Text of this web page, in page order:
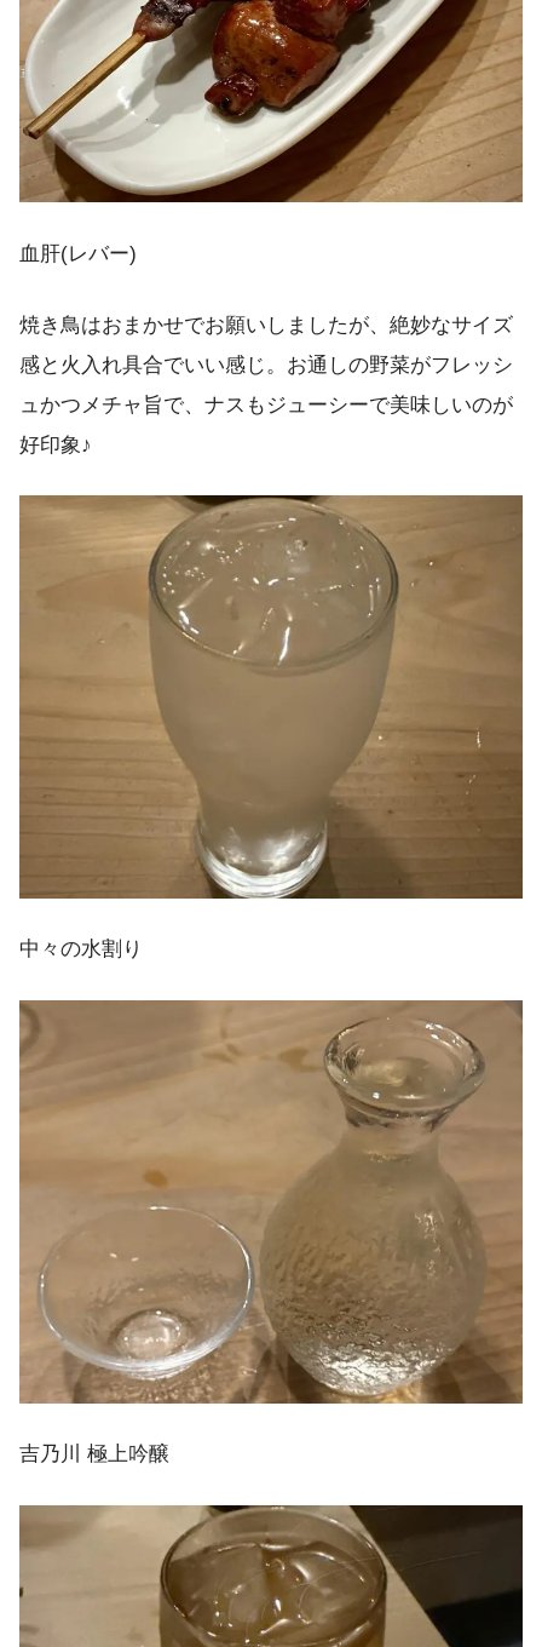
血肝(レバー)
焼き鳥はおまかせでお願いしましたが、絶妙なサイズ
感と火入れ具合でいい感じ。お通しの野菜がフレッシ
ュかつメチャ旨で、ナスもジューシーで美味しいのが
好印象♪
中々の水割り
吉乃川 極上吟醸